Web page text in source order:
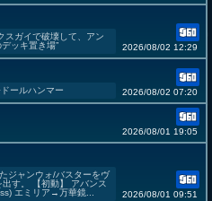
スガイで破壊して、アン
ッキ置き場”
2026/08/02 12:29
ールハンマー 2026/08/02 07:20
2026/08/01 19:05
ジャンウォ/バスターをヴ
す。 【初動】 アバンス
エミリア→万華鏡...
2026/08/01 09:51